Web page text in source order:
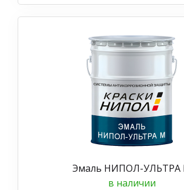
Эмаль НИПОЛ-УЛЬТРА
в наличии